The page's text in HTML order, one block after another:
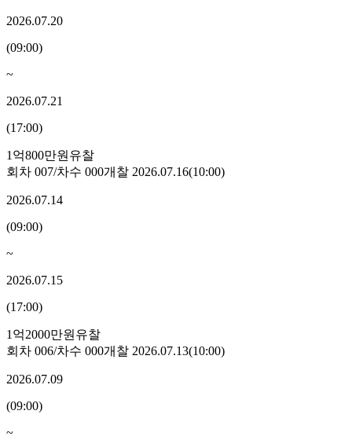
2026.07.20
(09:00)
~
2026.07.21
(17:00)
1억800만원 유찰
회차 007/차수 000개찰 2026.07.16(10:00)
2026.07.14
(09:00)
~
2026.07.15
(17:00)
1억2000만원 유찰
회차 006/차수 000개찰 2026.07.13(10:00)
2026.07.09
(09:00)
~